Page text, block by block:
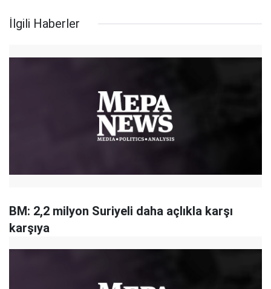
İlgili Haberler
BM: 2,2 milyon Suriyeli daha açlıkla karşı
karşıya